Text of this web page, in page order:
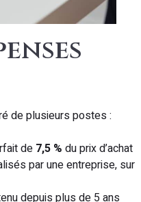
de plusieurs postes :
de 7,5 % du prix d’achat
par une entreprise, sur
depuis plus de 5 ans